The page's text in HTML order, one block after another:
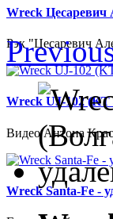
Wreck Цесаревич
Рэк "Цесаревич
Wreck UJ-102 (KT
Видео Антона
Wreck Santa-Fe -